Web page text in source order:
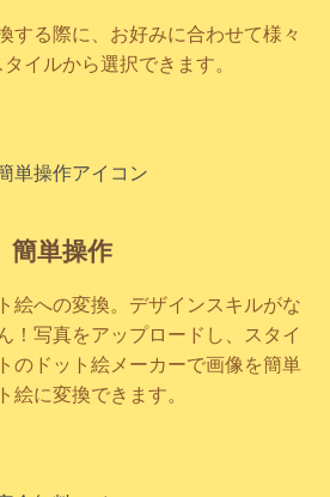
する際に、お好みに合わせて様々
イルから選択できます。
簡単操作
絵への変換。デザインスキルがな
！写真をアップロードし、スタイ
のドット絵メーカーで画像を簡単
絵に変換できます。